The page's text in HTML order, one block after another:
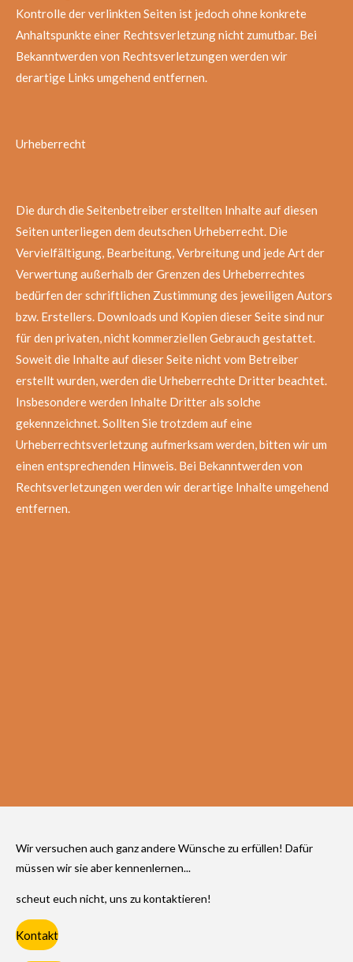
Kontrolle der verlinkten Seiten ist jedoch ohne konkrete
Anhaltspunkte einer Rechtsverletzung nicht zumutbar. Bei
Bekanntwerden von Rechtsverletzungen werden wir
derartige Links umgehend entfernen.
Urheberrecht
Die durch die Seitenbetreiber erstellten Inhalte auf diesen
Seiten unterliegen dem deutschen Urheberrecht. Die
Vervielfältigung, Bearbeitung, Verbreitung und jede Art der
Verwertung außerhalb der Grenzen des Urheberrechtes
bedürfen der schriftlichen Zustimmung des jeweiligen Autors
bzw. Erstellers. Downloads und Kopien dieser Seite sind nur
für den privaten, nicht kommerziellen Gebrauch gestattet.
Soweit die Inhalte auf dieser Seite nicht vom Betreiber
erstellt wurden, werden die Urheberrechte Dritter beachtet.
Insbesondere werden Inhalte Dritter als solche
gekennzeichnet. Sollten Sie trotzdem auf eine
Urheberrechtsverletzung aufmerksam werden, bitten wir um
einen entsprechenden Hinweis. Bei Bekanntwerden von
Rechtsverletzungen werden wir derartige Inhalte umgehend
entfernen.
Wir versuchen auch ganz andere Wünsche zu erfüllen! Dafür
müssen wir sie aber kennenlernen...
scheut euch nicht, uns zu kontaktieren!
Kontakt